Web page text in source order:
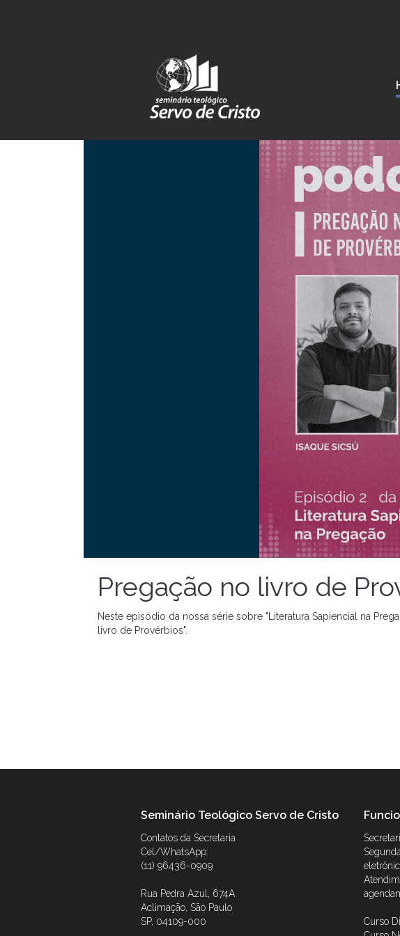
Pregação no livro de
Neste episódio da nossa série sobre "Literatura Sapiencial na
livro de Provérbios".
Seminário Teológico Servo de Cristo
Contatos da Secretaria
Cel/WhatsApp:
(11) 96436-0909
Rua Pedra Azul, 674A
Aclimação, São Paulo
SP, 04109-000
Curso